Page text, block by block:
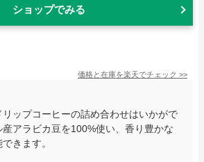
ショップでみる
価格と在庫を楽天でチェック >>
リップコーヒーの詰め合わせはいかがで
産アラビカ豆を100%使い、香り豊かな
きます。